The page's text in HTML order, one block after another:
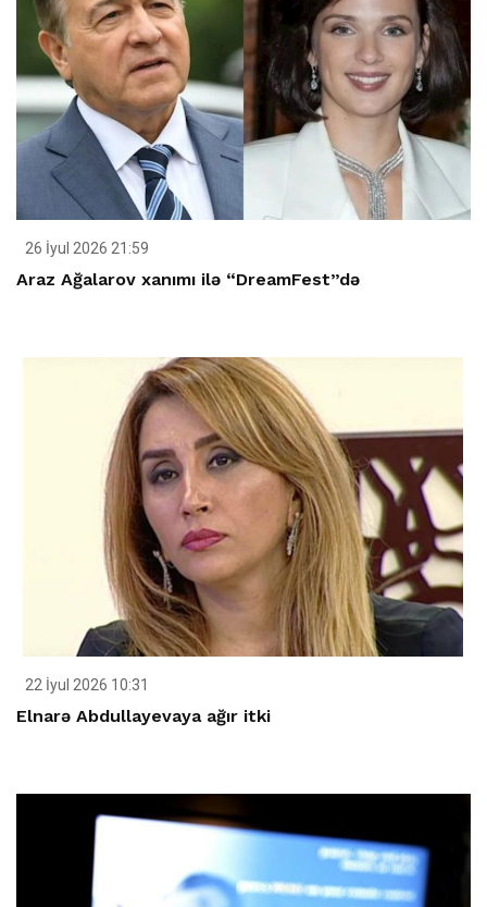
26 İyul 2026 21:59
Araz Ağalarov xanımı ilə “DreamFest”də
22 İyul 2026 10:31
Elnarə Abdullayevaya ağır itki